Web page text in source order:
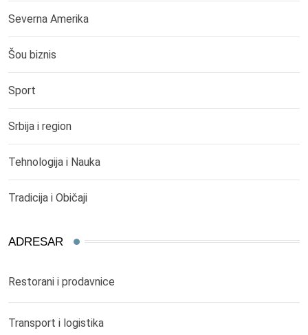
Severna Amerika
Šou biznis
Sport
Srbija i region
Tehnologija i Nauka
Tradicija i Običaji
ADRESAR
Restorani i prodavnice
Transport i logistika